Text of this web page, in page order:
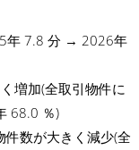
年 7.8 分 → 2026年
増加(全取引物件に
68.0 ％)
数が大きく減少(全